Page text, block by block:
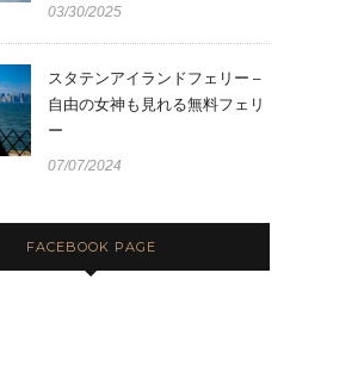
03/30/2025
スタテンアイランドフェリー –
自由の女神も見れる無料フェリ
ー
07/07/2024
FACEBOOK PAGE